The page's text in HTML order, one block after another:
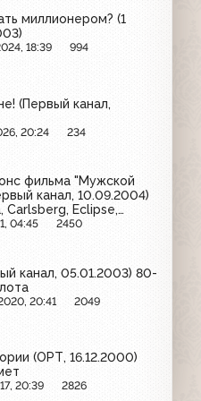
миллионером? (1
18:39 994
(Первый канал,
20:24 234
фильма "Мужской
канал, 10.09.2004)
Carlsberg, Eclipse,
Красная линия,
04:45 2450
канал, 05.01.2003) 80-
20:41 2049
(ОРТ, 16.12.2000)
20:39 2826